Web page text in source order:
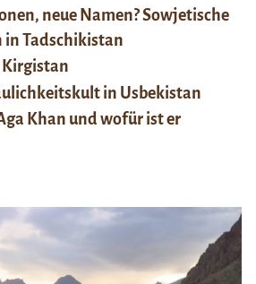
neue Namen? Sowjetische
Tadschikistan
Kirgistan
in Usbekistan
Khan und wofür ist er